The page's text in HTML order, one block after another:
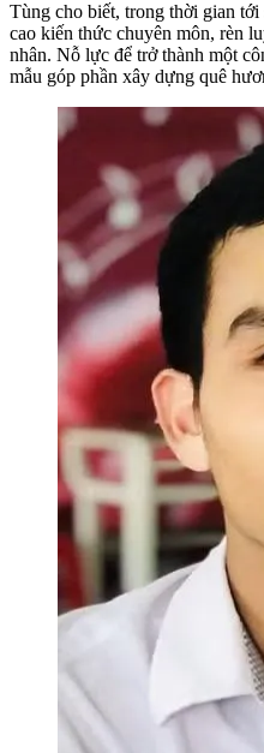
Tùng cho biết, trong thời gian
cao kiến thức chuyên môn, rèn
nhân. Nỗ lực để trở thành một
mẫu góp phần xây dựng quê